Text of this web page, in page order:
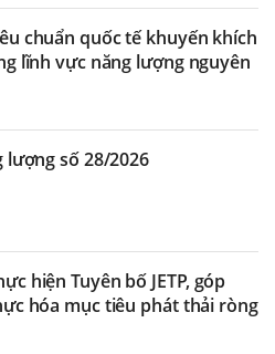
chuẩn quốc tế khuyến khích
lĩnh vực năng lượng nguyên
lượng số 28/2026
hiện Tuyên bố JETP, góp
hóa mục tiêu phát thải ròng